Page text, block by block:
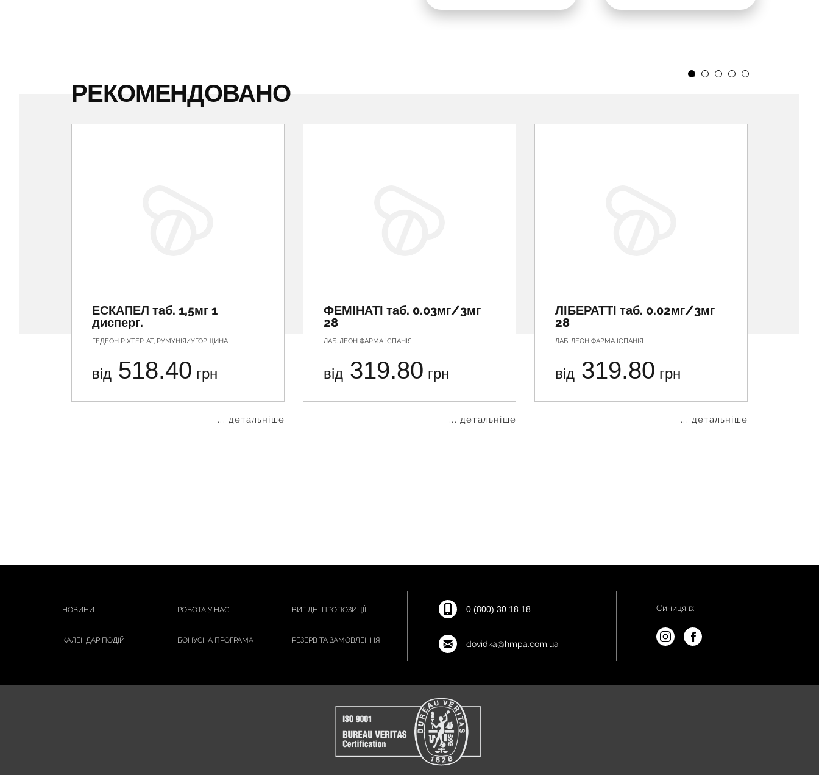
РЕКОМЕНДОВАНО
ЕСКАПЕЛ таб. 1,5мг 1
дисперг.
ГЕДЕОН РІХТЕР, АТ, РУМУНІЯ/УГОРЩИНА
від 518.40 грн
... детальніше
ФЕМІНАТІ таб. 0.03мг/3мг
28
ЛАБ. ЛЕОН ФАРМА ІСПАНІЯ
від 319.80 грн
... детальніше
ЛІБЕРАТТІ таб. 0.02мг/3мг
28
ЛАБ. ЛЕОН ФАРМА ІСПАНІЯ
від 319.80 грн
... детальніше
НОВИНИ РОБОТА У НАС ВИГІДНІ ПРОПОЗИЦІЇ
КАЛЕНДАР ПОДІЙ БОНУСНА ПРОГРАМА РЕЗЕРВ ТА ЗАМОВЛЕННЯ
0 (800) 30 18 18
dovidka@hmpa.com.ua
Синиця в: